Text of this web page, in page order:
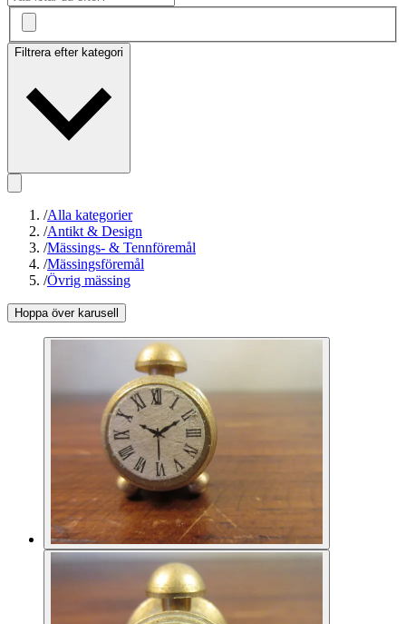
Filtrera efter kategori
/Alla kategorier
/Antikt & Design
/Mässings- & Tennföremål
/Mässingsföremål
/Övrig mässing
Hoppa över karusell